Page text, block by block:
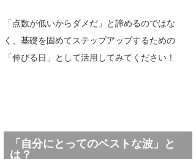
「点数が低いからダメだ」と諦めるのではな
く、基礎を固めてステップアップするための
「伸びる日」として活用してみてください！
「自分にとってのベストな波」と
は？